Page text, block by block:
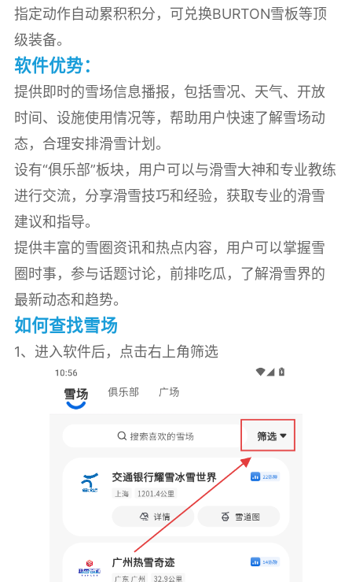
指定动作自动累积积分，可兑换BURTON雪板等顶
级装备。
软件优势：
提供即时的雪场信息播报，包括雪况、天气、开放
时间、设施使用情况等，帮助用户快速了解雪场动
态，合理安排滑雪计划。
设有“俱乐部”板块，用户可以与滑雪大神和专业教练
进行交流，分享滑雪技巧和经验，获取专业的滑雪
建议和指导。
提供丰富的雪圈资讯和热点内容，用户可以掌握雪
圈时事，参与话题讨论，前排吃瓜，了解滑雪界的
最新动态和趋势。
如何查找雪场
1、进入软件后，点击右上角筛选